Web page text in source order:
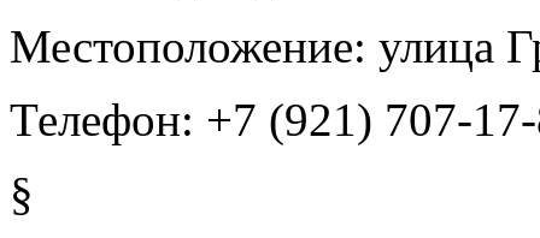
Местоположение: улица
Телефон: +7 (921) 707-
§